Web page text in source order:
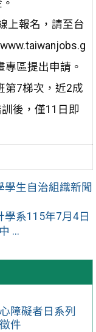
障礙者日系列
件
上報名，請至台
區提出申請。
第7梯次，近2成
後，僅11日即
學生自治組織新聞
學系115年7月4日
...